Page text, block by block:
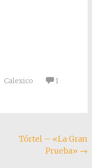
Calexico
1
Tórtel – «La Gran
Prueba» →